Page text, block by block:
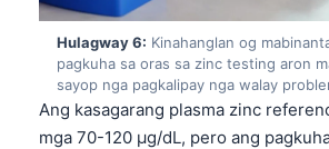
Hulagway 6: Kinahanglan og
pagkuha sa oras sa zinc testing aron
sayop nga pagkalipay nga walay
Ang kasagarang plasma zinc
mga 70-120 µg/dL, pero ang
Italiano
Español
Português
Ελληνικά